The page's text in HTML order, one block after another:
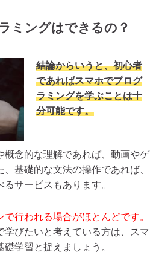
ミングはできるの？
結論からいうと、初心者
であればスマホでプログ
ラミングを学ぶことは十
分可能です。
概念的な理解であれば、動画やゲ
基礎的な文法の操作であれば、
サービスもあります。
行われる場合がほとんどです。
学びたいと考えている方は、スマ
学習と捉えましょう。